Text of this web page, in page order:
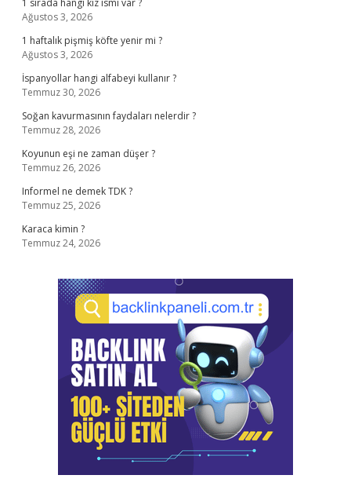
1 sırada hangi kız ismi var ?
Ağustos 3, 2026
1 haftalık pişmiş köfte yenir mi ?
Ağustos 3, 2026
İspanyollar hangi alfabeyi kullanır ?
Temmuz 30, 2026
Soğan kavurmasının faydaları nelerdir ?
Temmuz 28, 2026
Koyunun eşi ne zaman düşer ?
Temmuz 26, 2026
Informel ne demek TDK ?
Temmuz 25, 2026
Karaca kimin ?
Temmuz 24, 2026